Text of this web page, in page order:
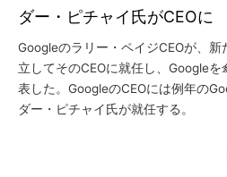
ダー・ピチャイ氏がCEOに
Googleのラリー・ペイジCEOが、
立してそのCEOに就任し、Google
表した。GoogleのCEOには例年の
ダー・ピチャイ氏が就任する。